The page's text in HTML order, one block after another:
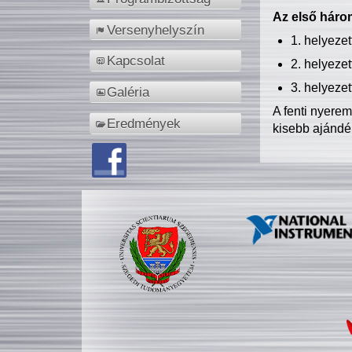
Versenyhelyszín
Kapcsolat
Galéria
Eredmények
Az első
1.
2.
3.
A fenti
kisebb